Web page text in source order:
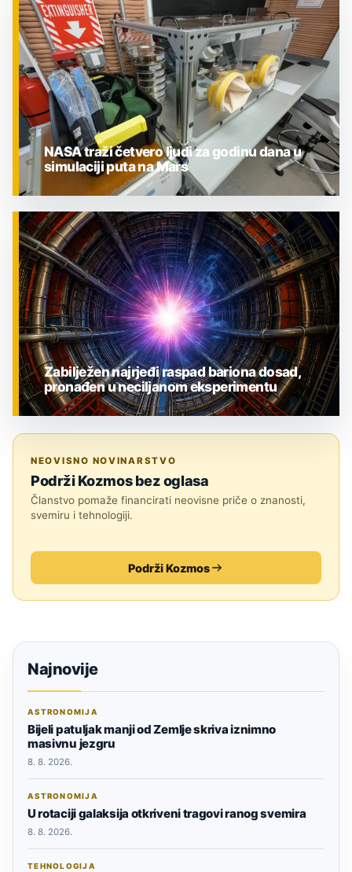
ZNANOST
ZNANOST
NASA traži četvero ljudi za godinu dana u
simulaciji puta na Mars
Zabilježen najrjeđi raspad bariona dosad,
pronađen u neciljanom eksperimentu
NEOVISNO NOVINARSTVO
Podrži Kozmos bez oglasa
Članstvo pomaže financirati neovisne priče o znanosti,
svemiru i tehnologiji.
Podrži Kozmos
Najnovije
ASTRONOMIJA
Bijeli patuljak manji od Zemlje skriva iznimno
masivnu jezgru
8. 8. 2026.
ASTRONOMIJA
U rotaciji galaksija otkriveni tragovi ranog svemira
8. 8. 2026.
TEHNOLOGIJA